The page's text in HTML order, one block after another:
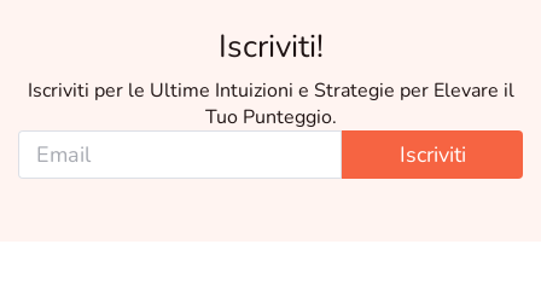
Iscriviti!
Iscriviti per le Ultime Intuizioni e Strategie per Elevare il
Tuo Punteggio.
Iscriviti